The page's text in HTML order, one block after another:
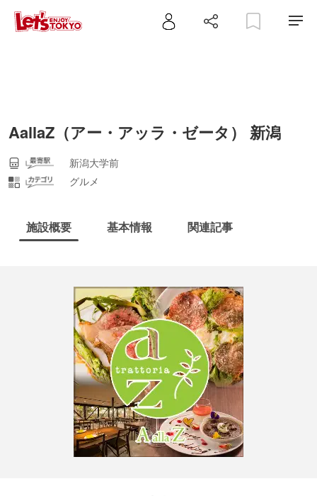
AallaZ（アー・アッラ・ゼータ） 新潟
新潟大学前
グルメ
施設概要 基本情報 関連記事